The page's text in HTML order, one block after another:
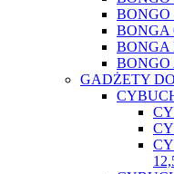
BONGA
BONGA
GADŻETY